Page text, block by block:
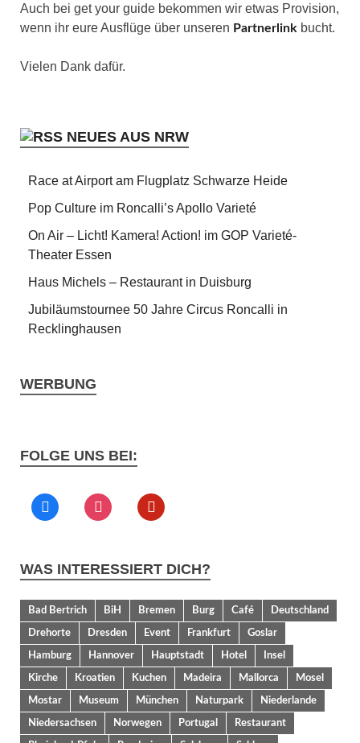
Auch bei get your guide bekommen wir etwas Provision,
wenn ihr eure Ausflüge über unseren Partnerlink bucht.
Vielen Dank dafür.
NEUES AUS NRW
Race at Airport am Flugplatz Schwarze Heide
Pop Culture im Roncalli’s Apollo Varieté
On Air – Licht! Kamera! Action! im GOP Varieté-
Theater Essen
Haus Michels – Restaurant in Duisburg
Jubiläumstournee 50 Jahre Circus Roncalli in
Recklinghausen
WERBUNG
FOLGE UNS BEI:
WAS INTERESSIERT DICH?
Bad Bertrich BiH Bremen Burg Café
Deutschland
Drehorte
Dresden Event Frankfurt
Goslar
Hamburg
Hannover Hauptstadt Hotel
Insel
Kirche
Kroatien Kuchen Madeira Mallorca
Mosel
Mostar
Museum München Naturpark
Niederlande
Niedersachsen
Norwegen Portugal
Restaurant